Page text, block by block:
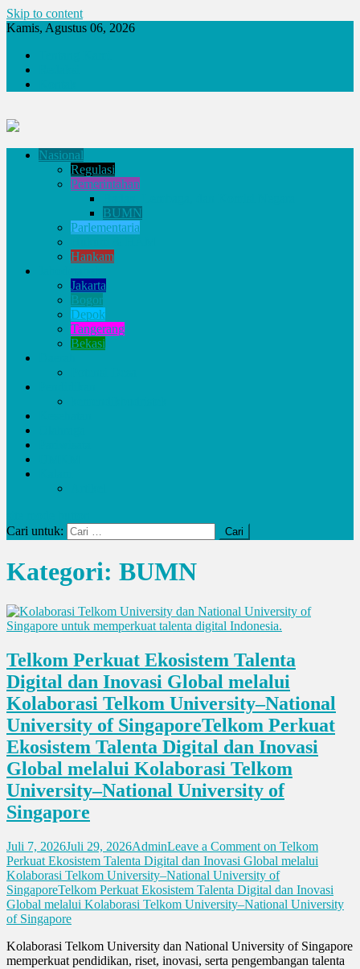
Skip to content
Kamis, Agustus 06, 2026
Nasional
Regulasi
Pemerintahan
BUMN
Parlementaria
Hankam
Jakarta
Bogor
Depok
Tangerang
Bekasi
Cari untuk:
Kategori: BUMN
Telkom Perkuat Ekosistem Talenta
Digital dan Inovasi Global melalui
Kolaborasi Telkom University–National
University of SingaporeTelkom Perkuat
Ekosistem Talenta Digital dan Inovasi
Global melalui Kolaborasi Telkom
University–National University of
Singapore
Juli 7, 2026Juli 29, 2026AdminLeave a Comment on Telkom
Perkuat Ekosistem Talenta Digital dan Inovasi Global melalui
Kolaborasi Telkom University–National University of
SingaporeTelkom Perkuat Ekosistem Talenta Digital dan Inovasi
Global melalui Kolaborasi Telkom University–National University
of Singapore
Kolaborasi Telkom University dan National University of Singapore
memperkuat pendidikan, riset, inovasi, serta pengembangan talenta